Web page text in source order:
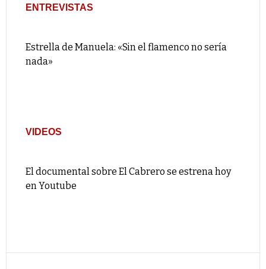
ENTREVISTAS
Estrella de Manuela: «Sin el flamenco no sería
nada»
VIDEOS
El documental sobre El Cabrero se estrena hoy
en Youtube